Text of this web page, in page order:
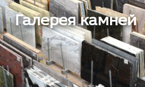
Галерея камней